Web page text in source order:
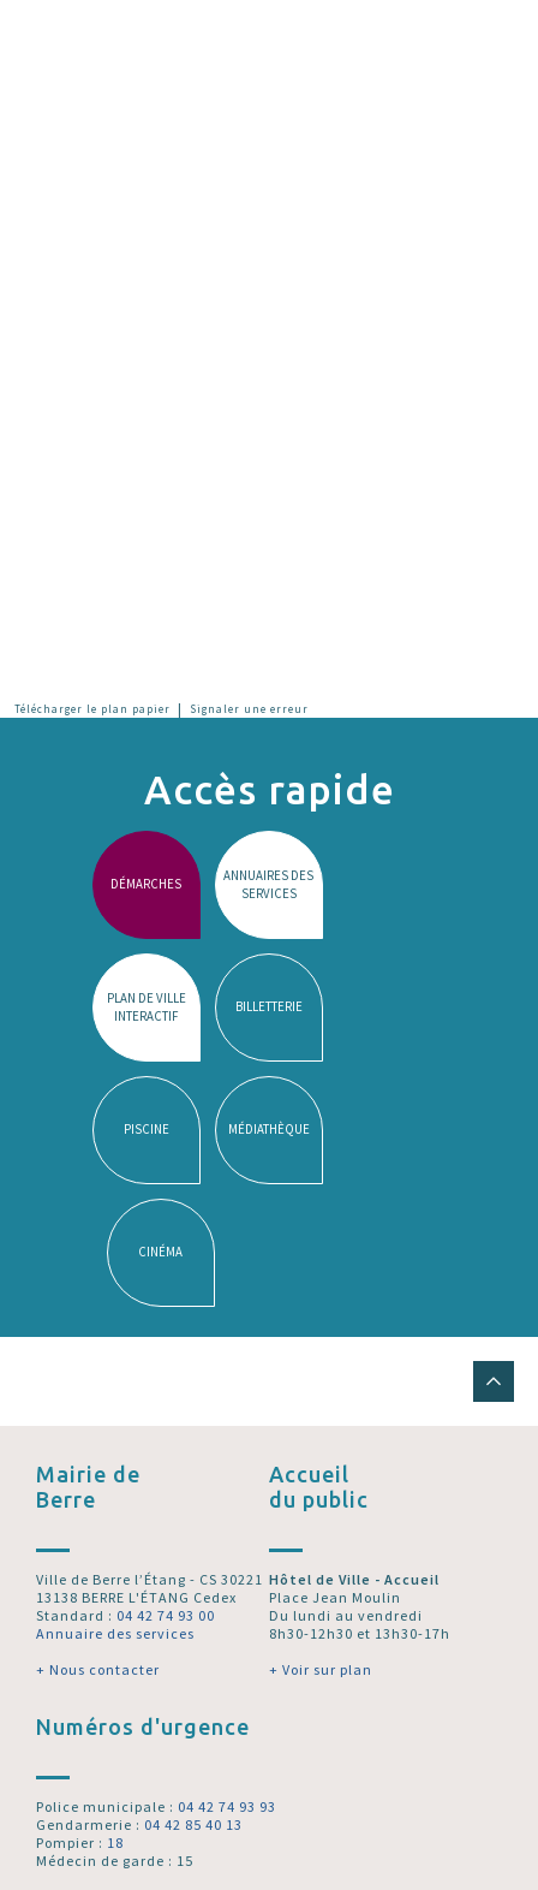
Télécharger le plan papier | Signaler une erreur
Accès rapide
DÉMARCHES
ANNUAIRES DES
SERVICES
PLAN DE VILLE
INTERACTIF
BILLETTERIE
PISCINE MÉDIATHÈQUE
CINÉMA
Mairie de
Berre
Ville de Berre l’Étang - CS 30221
13138 BERRE L'ÉTANG Cedex
Standard : 04 42 74 93 00
Annuaire des services
+ Nous contacter
Accueil
du public
Hôtel de Ville - Accueil
Place Jean Moulin
Du lundi au vendredi
8h30-12h30 et 13h30-17h
+ Voir sur plan
Numéros d'urgence
Police municipale : 04 42 74 93 93
Gendarmerie : 04 42 85 40 13
Pompier : 18
Médecin de garde : 15